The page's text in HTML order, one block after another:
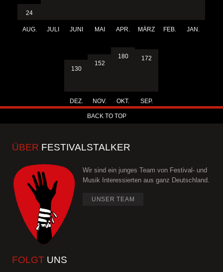
24
AUG. JULI JUNI MAI APR. MÄRZ FEB. JAN.
130
DEZ.
152
NOV.
180
OKT.
172
SEP.
BACK TO TOP
ÜBER FESTIVALSTALKER
Wir sind ein junges Team von Festival- und
Musik Interessierten aus ganz Deutschland.
UNSER TEAM
FOLGT UNS